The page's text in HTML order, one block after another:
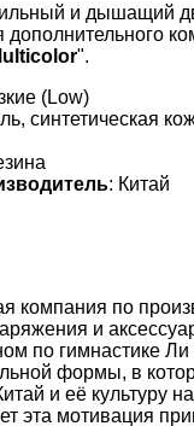
и дышащий
дополнительного
".
(Low)
синтетическая
: Китай
компания по
и
по гимнастике
формы, в
и её культуру
эта мотивация